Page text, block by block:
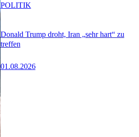
Donald Trump droht, Iran „sehr hart“ zu
treffen
01.08.2026
POLITIK